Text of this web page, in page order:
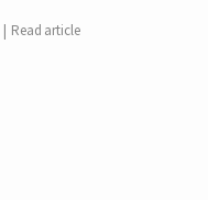
Read article